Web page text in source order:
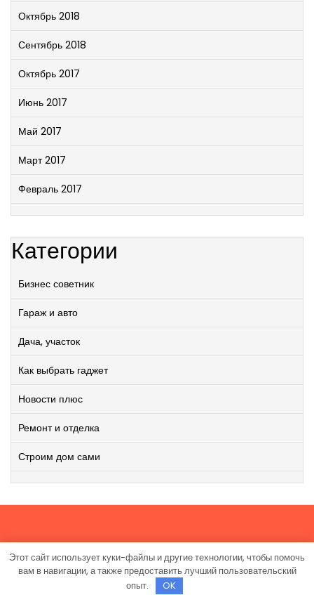
Октябрь 2018
Сентябрь 2018
Октябрь 2017
Июнь 2017
Май 2017
Март 2017
Февраль 2017
Категории
Бизнес советник
Гараж и авто
Дача, участок
Как выбрать гаджет
Новости плюс
Ремонт и отделка
Строим дом сами
Работает на WordPress|Viral News WordPress Theme
TheMagnifico.
Этот сайт использует куки-файлы и другие технологии, чтобы помочь
вам в навигации, а также предоставить лучший пользовательский
опыт.
OK